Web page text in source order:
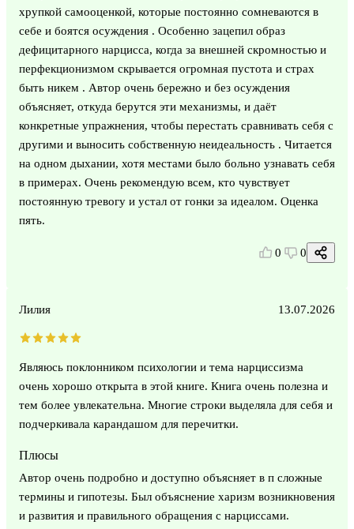
хрупкой самооценкой, которые постоянно сомневаются в
себе и боятся осуждения . Особенно зацепил образ
дефицитарного нарцисса, когда за внешней скромностью и
перфекционизмом скрывается огромная пустота и страх
быть никем . Автор очень бережно и без осуждения
объясняет, откуда берутся эти механизмы, и даёт
конкретные упражнения, чтобы перестать сравнивать себя с
другими и выносить собственную неидеальность . Читается
на одном дыхании, хотя местами было больно узнавать себя
в примерах. Очень рекомендую всем, кто чувствует
постоянную тревогу и устал от гонки за идеалом. Оценка
пять.
0 0
Лилия 13.07.2026
Являюсь поклонником психологии и тема нарциссизма
очень хорошо открыта в этой книге. Книга очень полезна и
тем более увлекательна. Многие строки выделяла для себя и
подчеркивала карандашом для перечитки.
Плюсы
Автор очень подробно и доступно объясняет в п сложные
термины и гипотезы. Был объяснение харизм возникновения
и развития и правильного обращения с нарциссами.